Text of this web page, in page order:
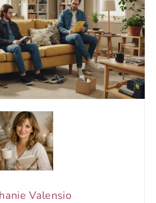
Valensio